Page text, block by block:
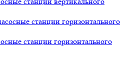
станции горизонтального